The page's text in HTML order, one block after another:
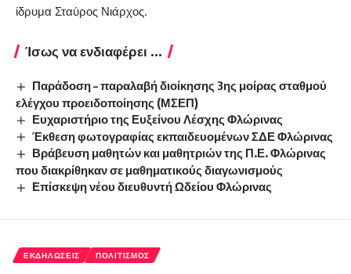
ίδρυμα Σταύρος Νιάρχος.
Ίσως να ενδιαφέρει ...
Παράδοση – παραλαβή διοίκησης 3ης μοίρας σταθμού
ελέγχου προειδοποίησης (ΜΣΕΠ)
Ευχαριστήριο της Ευξείνου Λέσχης Φλώρινας
Έκθεση φωτογραφίας εκπαιδευομένων ΣΔΕ Φλώρινας
Βράβευση μαθητών και μαθητριών της Π.Ε. Φλώρινας
που διακρίθηκαν σε μαθηματικούς διαγωνισμούς
Επίσκεψη νέου διευθυντή Ωδείου Φλώρινας
ΕΚΔΗΛΏΣΕΙΣ ΠΟΛΙΤΙΣΜΌΣ